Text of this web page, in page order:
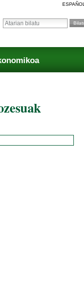
ESPAÑOL
Bilatu atarian